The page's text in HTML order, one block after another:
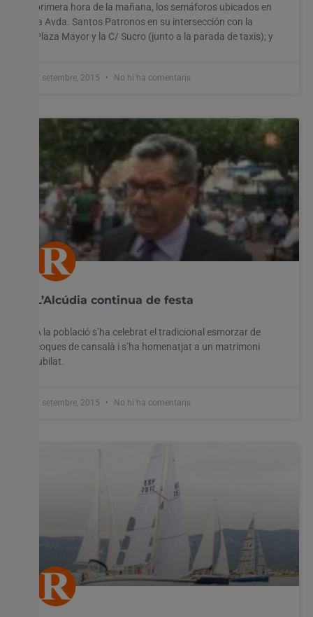
primera hora de la mañana, los semáforos ubicados en
la Avda. Santos Patronos en su intersección con la
Plaza Mayor y la C/ Sucro (junto a la parada de taxis); y
8 setembre, 2015 No hi ha comentaris
L’Alcúdia continua de festa
A la població s’ha celebrat el tradicional esmorzar de
coques de cansalà i s’ha homenatjat a un matrimoni
jubilat.
8 setembre, 2015 No hi ha comentaris